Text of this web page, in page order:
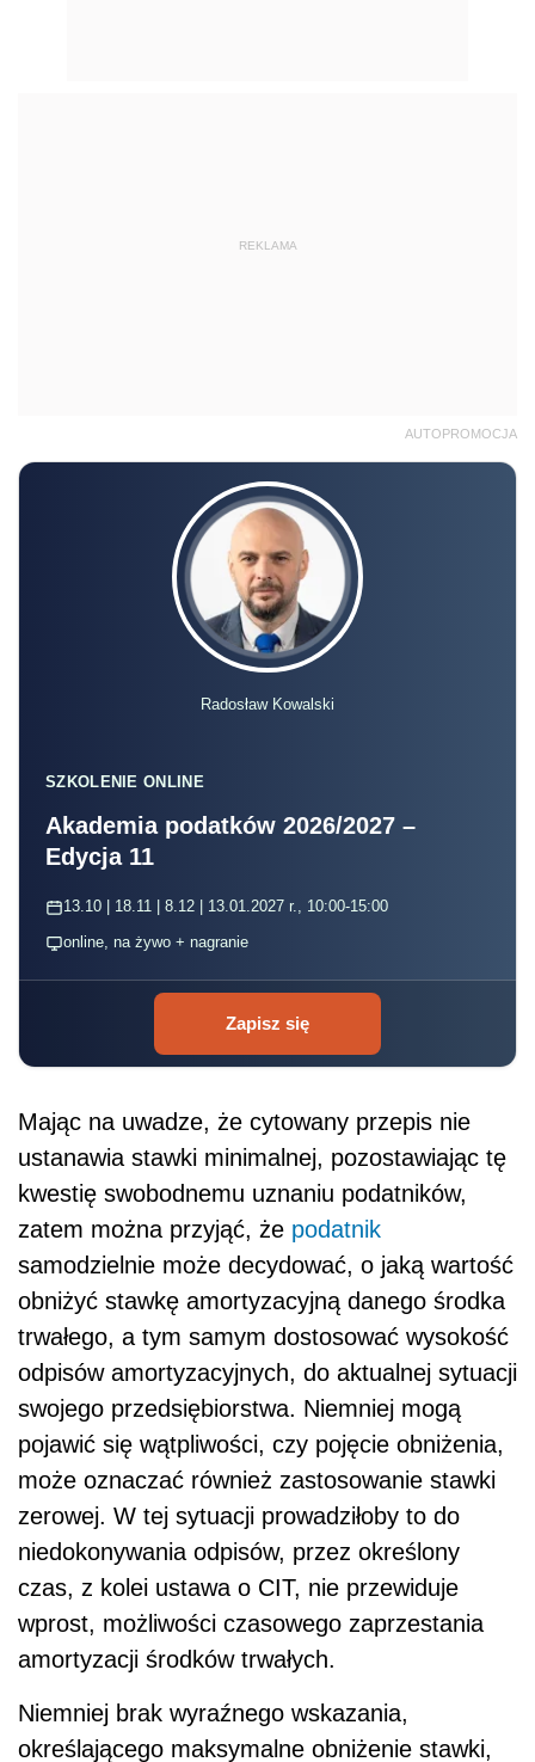
REKLAMA
AUTOPROMOCJA
Radosław Kowalski
SZKOLENIE ONLINE
Akademia podatków 2026/2027 –
Edycja 11
13.10 | 18.11 | 8.12 | 13.01.2027 r., 10:00-15:00
online, na żywo + nagranie
Zapisz się
Mając na uwadze, że cytowany przepis nie
ustanawia stawki minimalnej, pozostawiając tę
kwestię swobodnemu uznaniu podatników,
zatem można przyjąć, że podatnik
samodzielnie może decydować, o jaką wartość
obniżyć stawkę amortyzacyjną danego środka
trwałego, a tym samym dostosować wysokość
odpisów amortyzacyjnych, do aktualnej sytuacji
swojego przedsiębiorstwa. Niemniej mogą
pojawić się wątpliwości, czy pojęcie obniżenia,
może oznaczać również zastosowanie stawki
zerowej. W tej sytuacji prowadziłoby to do
niedokonywania odpisów, przez określony
czas, z kolei ustawa o CIT, nie przewiduje
wprost, możliwości czasowego zaprzestania
amortyzacji środków trwałych.
Niemniej brak wyraźnego wskazania,
określającego maksymalne obniżenie stawki,